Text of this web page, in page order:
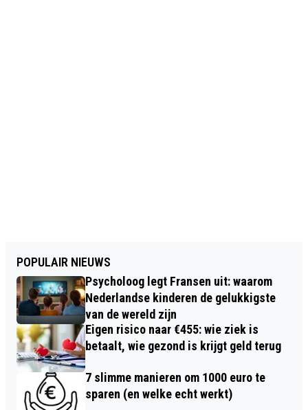
POPULAIR NIEUWS
Psycholoog legt Fransen uit: waarom
Nederlandse kinderen de gelukkigste
van de wereld zijn
Eigen risico naar €455: wie ziek is
betaalt, wie gezond is krijgt geld terug
7 slimme manieren om 1000 euro te
sparen (en welke echt werkt)